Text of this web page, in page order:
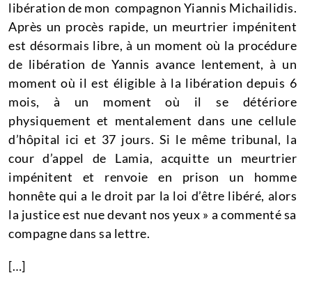
libération de mon compagnon Yiannis Michailidis.
Après un procès rapide, un meurtrier impénitent
est désormais libre, à un moment où la procédure
de libération de Yannis avance lentement, à un
moment où il est éligible à la libération depuis 6
mois, à un moment où il se détériore
physiquement et mentalement dans une cellule
d’hôpital ici et 37 jours. Si le même tribunal, la
cour d’appel de Lamia, acquitte un meurtrier
impénitent et renvoie en prison un homme
honnête qui a le droit par la loi d’être libéré, alors
la justice est nue devant nos yeux » a commenté sa
compagne dans sa lettre.
[…]